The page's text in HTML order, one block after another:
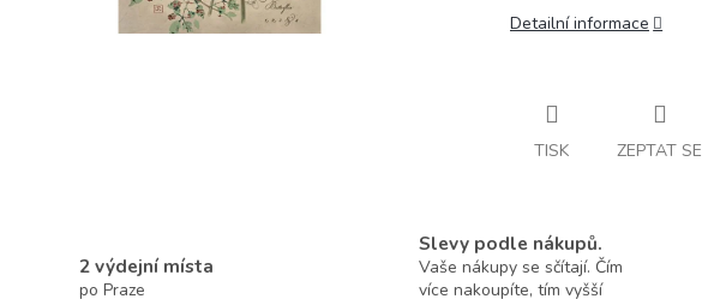
Detailní informace
TISK ZEPTAT SE
2 výdejní místa
po Praze
Slevy podle nákupů.
Vaše nákupy se sčítají. Čím
více nakoupíte, tím vyšší